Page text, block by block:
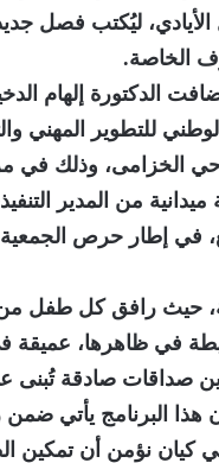
الأيادي، ليُكتب فصل
الخاصة.
الدكتورة إلهام
للتطوير المهني
حي الخزامى، وذلك
من المدير
في إطار حرص الجمعية
حيث رافق كل طفل
في ظاهرها، عميقة
صداقات صادقة تُبنى
هذا البرنامج يأتي
كيان نؤمن أن تمكين